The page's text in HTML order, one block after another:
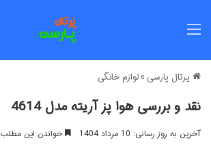
پرتال پارسی »لوازم خانگی
نقد و بررسی هوا پز آریته مدل 4614
آخرین به روز رسانی: 10 مرداد 1404 خواندن این مطلب 13 دقیقه زمان میبرد